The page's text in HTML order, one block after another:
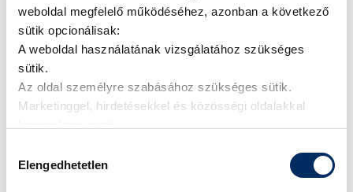
weboldal megfelelő működéséhez, azonban a következő
sütik opcionálisak:
A weboldal használatának vizsgálatához szükséges
sütik.
Az oldal személyre szabásához szükséges sütik.
Marketinggel, hirdetésekkel és közösségi oldalakkal
kiválasztása
Elengedhetetlen
A teljesen lehajtható hátsó ülések és a tágas hátsó tér
jóvoltából a KONA akár 466 liternyi helyet biztosít a
csomagok elhelyezésére (VDA norma szerinti érték), ami
a legigényesebb ügyfelek elvárásainak is megfelel. A